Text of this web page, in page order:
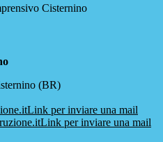
Cisternino
(BR)
Link per inviare una mail
Link per inviare una mail